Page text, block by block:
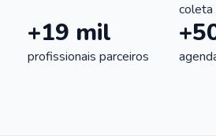
coleta
+19 mil
profissionais parceiros